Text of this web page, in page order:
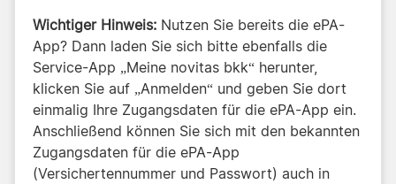
Wichtiger Hinweis: Nutzen Sie bereits die ePA-
App? Dann laden Sie sich bitte ebenfalls die
Service-App „Meine novitas bkk“ herunter,
klicken Sie auf „Anmelden“ und geben Sie dort
einmalig Ihre Zugangsdaten für die ePA-App ein.
Anschließend können Sie sich mit den bekannten
Zugangsdaten für die ePA-App
(Versichertennummer und Passwort) auch in